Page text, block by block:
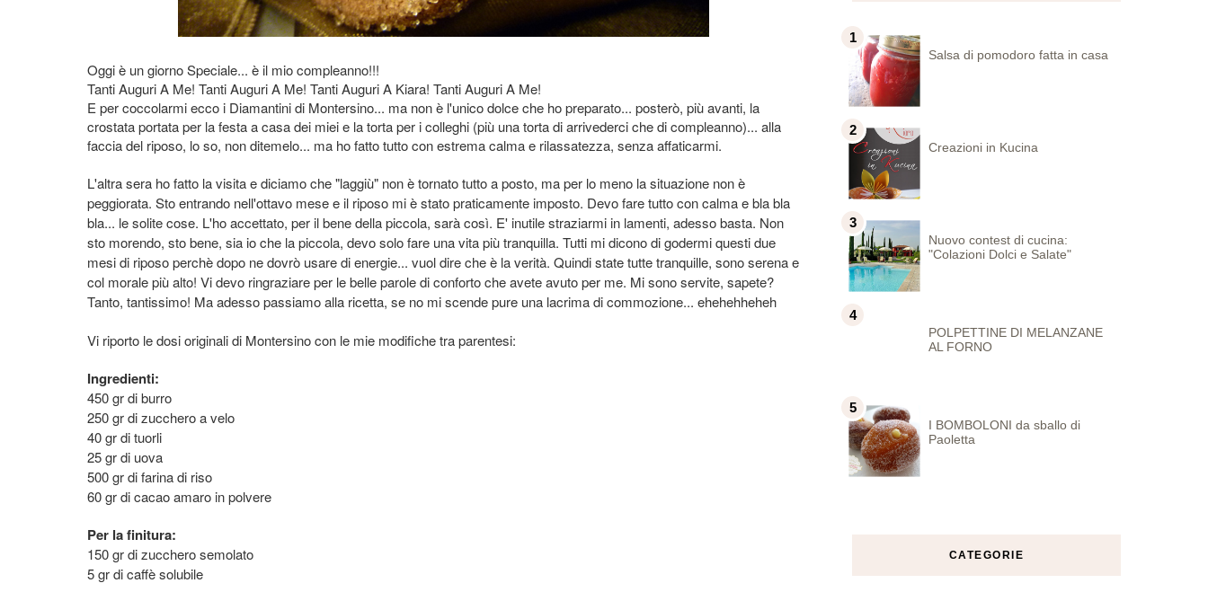
Oggi è un giorno Speciale... è il mio compleanno!!!
Tanti Auguri A Me! Tanti Auguri A Me! Tanti Auguri A Kiara! Tanti Auguri A Me!
E per coccolarmi ecco i Diamantini di Montersino... ma non è l'unico dolce che ho preparato... posterò, più avanti, la
crostata portata per la festa a casa dei miei e la torta per i colleghi (più una torta di arrivederci che di compleanno)... alla
faccia del riposo, lo so, non ditemelo... ma ho fatto tutto con estrema calma e rilassatezza, senza affaticarmi.
L'altra sera ho fatto la visita e diciamo che "laggiù" non è tornato tutto a posto, ma per lo meno la situazione non è
peggiorata. Sto entrando nell'ottavo mese e il riposo mi è stato praticamente imposto. Devo fare tutto con calma e bla bla
bla... le solite cose. L'ho accettato, per il bene della piccola, sarà così. E' inutile straziarmi in lamenti, adesso basta. Non
sto morendo, sto bene, sia io che la piccola, devo solo fare una vita più tranquilla. Tutti mi dicono di godermi questi due
mesi di riposo perchè dopo ne dovrò usare di energie... vuol dire che è la verità. Quindi state tutte tranquille, sono serena e
col morale più alto! Vi devo ringraziare per le belle parole di conforto che avete avuto per me. Mi sono servite, sapete?
Tanto, tantissimo! Ma adesso passiamo alla ricetta, se no mi scende pure una lacrima di commozione... ehehehheheh
Vi riporto le dosi originali di Montersino con le mie modifiche tra parentesi:
Ingredienti:
450 gr di burro
250 gr di zucchero a velo
40 gr di tuorli
25 gr di uova
500 gr di farina di riso
60 gr di cacao amaro in polvere
Per la finitura:
150 gr di zucchero semolato
5 gr di caffè solubile
Salsa di pomodoro fatta in casa
Creazioni in Kucina
Nuovo contest di cucina:
"Colazioni Dolci e Salate"
POLPETTINE DI MELANZANE
AL FORNO
I BOMBOLONI da sballo di
Paoletta
CATEGORIE